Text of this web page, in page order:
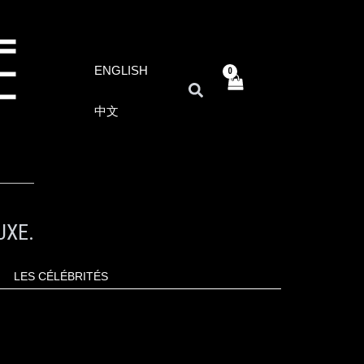
ENGLISH
中文
RECHERCHER
LES CÉLÉBRITÉS